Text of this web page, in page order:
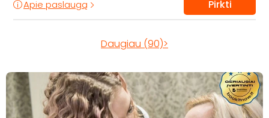
Apie paslaugą Pirkti
Daugiau (90)>